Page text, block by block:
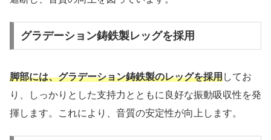
グラデーション鋳鉄製レッグを採用
脚部には、グラデーション鋳鉄製のレッグを採用してお
り、しっかりとした支持力とともに良好な振動吸収性を発
揮します。これにより、音質の安定性が向上します。